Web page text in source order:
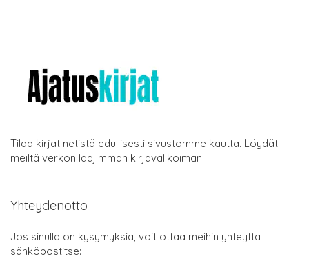
Tilaa kirjat netistä edullisesti sivustomme kautta. Löydät
meiltä verkon laajimman kirjavalikoiman.
Yhteydenotto
Jos sinulla on kysymyksiä, voit ottaa meihin yhteyttä
sähköpostitse: